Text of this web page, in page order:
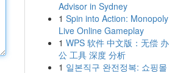
Advisor in Sydney
1 Spin into Action: Monopoly
Live Online Gameplay
1 WPS 软件 中文版：无偿 办
公 工具 深度 分析
1 일본직구 완전정복: 쇼핑몰